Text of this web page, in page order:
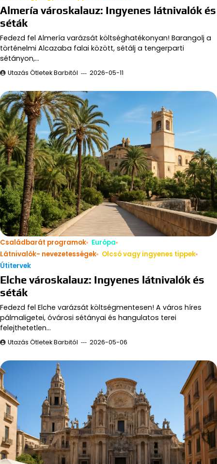
Almería városkalauz: Ingyenes látnivalók és
séták
Fedezd fel Almería varázsát költséghatékonyan! Barangolj a
történelmi Alcazaba falai között, sétálj a tengerparti
sétányon,…
Utazás Ötletek Barbitól 2026-05-11
Családbarát programok
Európa
Látnivalók- nevezetességek
Olcsó vagy ingyenes tippek
Útitervek
Elche városkalauz: Ingyenes látnivalók és
séták
Fedezd fel Elche varázsát költségmentesen! A város híres
pálmaligetei, óvárosi sétányai és hangulatos terei
felejthetetlen…
Utazás Ötletek Barbitól 2026-05-06